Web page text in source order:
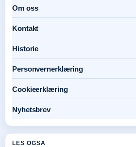
Om oss
Kontakt
Historie
Personvernerklæring
Cookieerklæring
Nyhetsbrev
LES OGSA